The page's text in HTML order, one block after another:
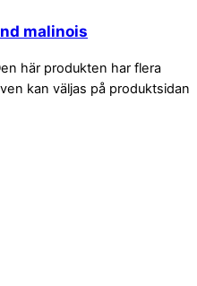
malinois
här produkten har flera
kan väljas på produktsidan